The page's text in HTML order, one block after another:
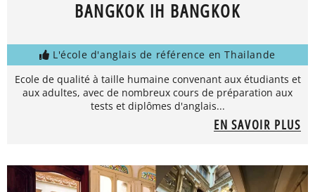
BANGKOK IH BANGKOK
L'école d'anglais de référence en Thailande
Ecole de qualité à taille humaine convenant aux étudiants et
aux adultes, avec de nombreux cours de préparation aux
tests et diplômes d'anglais...
EN SAVOIR PLUS